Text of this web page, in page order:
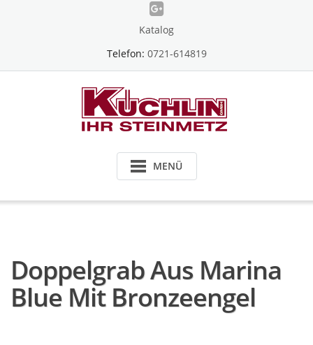
Katalog
Telefon: 0721-614819
MENÜ
Doppelgrab Aus Marina
Blue Mit Bronzeengel